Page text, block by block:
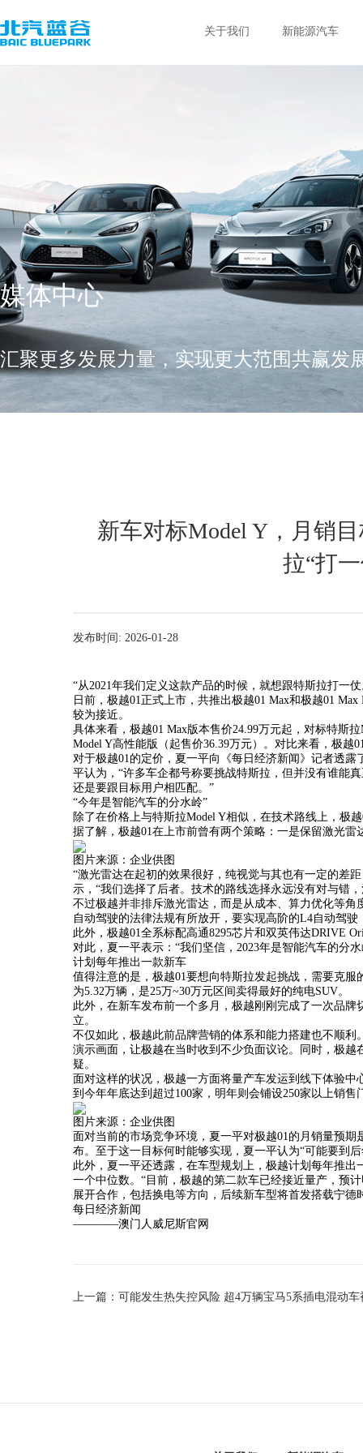
关于我们 新能源汽车
媒体中心
汇聚更多发展力量，实现更大范围共赢发
新车对标Model Y，月销
拉“打
发布时间: 2026-01-28
“从2021年我们定义这款产品的时候，就想跟特斯拉打一
日前，极越01正式上市，共推出极越01 Max和极越01
较为接近。
具体来看，极越01 Max版本售价24.99万元起，对标特斯
Model Y高性能版（起售价36.39万元）。对比来看，极越
对于极越01的定价，夏一平向《每日经济新闻》记者透
平认为，“许多车企都号称要挑战特斯拉，但并没有谁能
还是要跟目标用户相匹配。”
“今年是智能汽车的分水岭”
除了在价格上与特斯拉Model Y相似，在技术路线上，极
据了解，极越01在上市前曾有两个策略：一是保留激光
图片来源：企业供图
“激光雷达在起初的效果很好，纯视觉与其也有一定的差
示，“我们选择了后者。技术的路线选择永远没有对与错
不过极越并非排斥激光雷达，而是从成本、算力优化等
自动驾驶的法律法规有所放开，要实现高阶的L4自动驾
此外，极越01全系标配高通8295芯片和双英伟达DRIVE
对此，夏一平表示：“我们坚信，2023年是智能汽车的分
计划每年推出一款新车
值得注意的是，极越01要想向特斯拉发起挑战，需要克
为5.32万辆，是25万~30万元区间卖得最好的纯电SUV。
此外，在新车发布前一个多月，极越刚刚完成了一次品
立。
不仅如此，极越此前品牌营销的体系和能力搭建也不顺利
演示画面，让极越在当时收到不少负面议论。同时，极
疑。
面对这样的状况，极越一方面将量产车发运到线下体验
到今年年底达到超过100家，明年则会铺设250家以上销售
图片来源：企业供图
面对当前的市场竞争环境，夏一平对极越01的月销量预
布。至于这一目标何时能够实现，夏一平认为“可能要到后
此外，夏一平还透露，在车型规划上，极越计划每年推
一个中位数。“目前，极越的第二款车已经接近量产，预
展开合作，包括换电等方向，后续新车型将首发搭载宁德
每日经济新闻
————澳门人威尼斯官网